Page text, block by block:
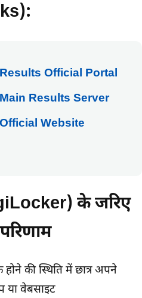
Official Portal
Results Server
Website
के जरिए
की स्थिति में छात्र अपने
या वेबसाइट